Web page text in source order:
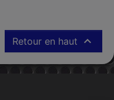
Retour en haut 